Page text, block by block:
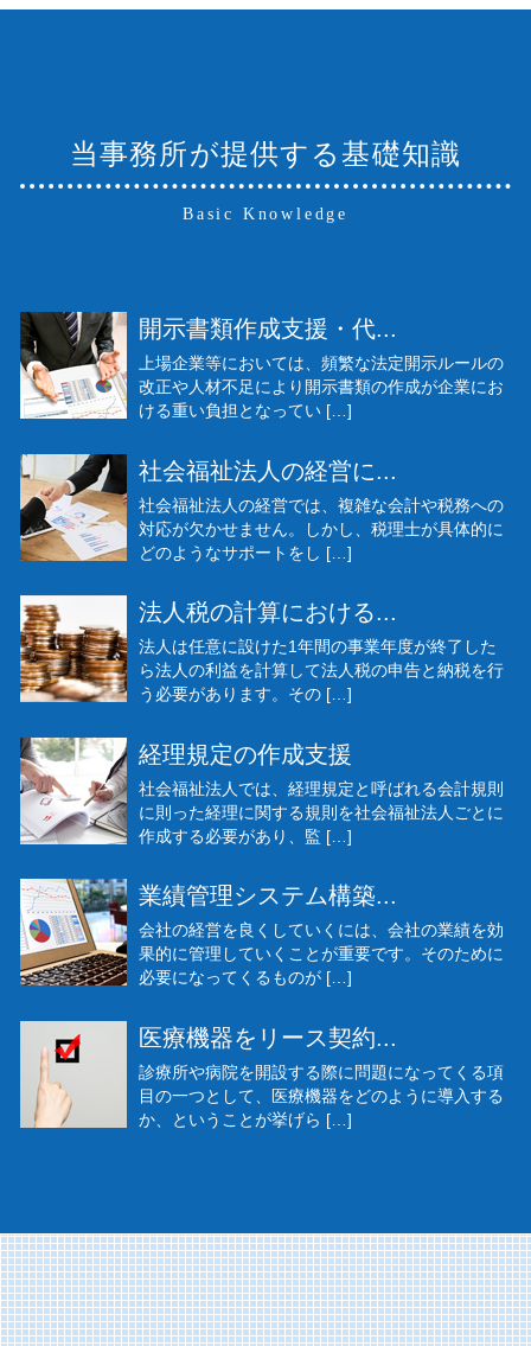
当事務所が提供する基礎知識
Basic Knowledge
開示書類作成支援・代...
上場企業等においては、頻繁な法定開示ルールの
改正や人材不足により開示書類の作成が企業にお
ける重い負担となってい […]
社会福祉法人の経営に...
社会福祉法人の経営では、複雑な会計や税務への
対応が欠かせません。しかし、税理士が具体的に
どのようなサポートをし […]
法人税の計算における...
法人は任意に設けた1年間の事業年度が終了した
ら法人の利益を計算して法人税の申告と納税を行
う必要があります。その […]
経理規定の作成支援
社会福祉法人では、経理規定と呼ばれる会計規則
に則った経理に関する規則を社会福祉法人ごとに
作成する必要があり、監 […]
業績管理システム構築...
会社の経営を良くしていくには、会社の業績を効
果的に管理していくことが重要です。そのために
必要になってくるものが […]
医療機器をリース契約...
診療所や病院を開設する際に問題になってくる項
目の一つとして、医療機器をどのように導入する
か、ということが挙げら […]